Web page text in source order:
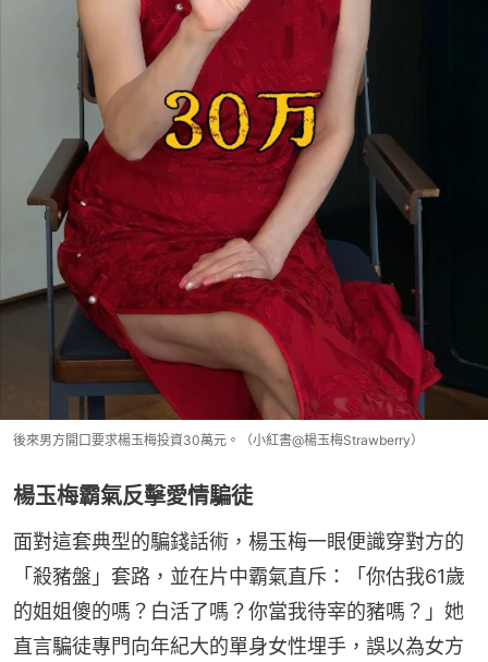
後來男方開口要求楊玉梅投資30萬元。（小紅書@楊玉梅Strawberry）
楊玉梅霸氣反擊愛情騙徒
面對這套典型的騙錢話術，楊玉梅一眼便識穿對方的
「殺豬盤」套路，並在片中霸氣直斥：「你估我61歲
的姐姐傻的嗎？白活了嗎？你當我待宰的豬嗎？」她
直言騙徒專門向年紀大的單身女性埋手，誤以為女方